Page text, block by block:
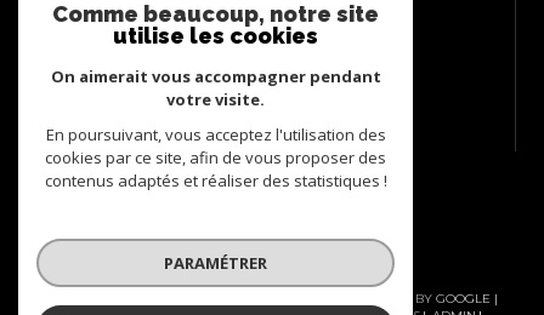
PROPRIÉTAIRE
© 2026 | TOUS DROITS RÉSERVÉS | TRADUCTION POWERED BY GOOGLE |
Comme beaucoup, notre site
utilise les cookies
On aimerait vous accompagner pendant
votre visite.
En poursuivant, vous acceptez l'utilisation des
cookies par ce site, afin de vous proposer des
contenus adaptés et réaliser des statistiques !
PARAMÉTRER